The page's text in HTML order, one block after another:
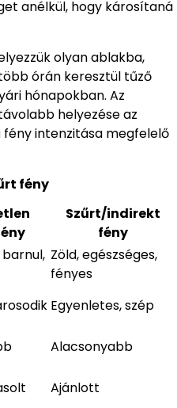
anélkül, hogy károsítaná
olyan ablakba,
órán keresztül tűző
hónapokban. Az
helyezése az
intenzitása megfelelő
fény
Szűrt/indirekt
fény
Zöld, egészséges,
fényes
Egyenletes, szép
Alacsonyabb
Ajánlott